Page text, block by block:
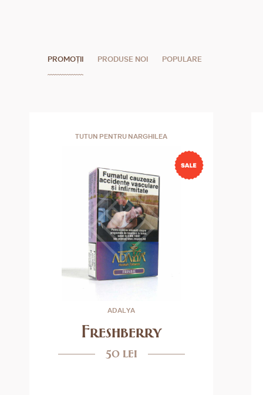
PROMOȚII PRODUSE NOI POPULARE
TUTUN PENTRU NARGHILEA
ADALYA
Freshberry
50 lei